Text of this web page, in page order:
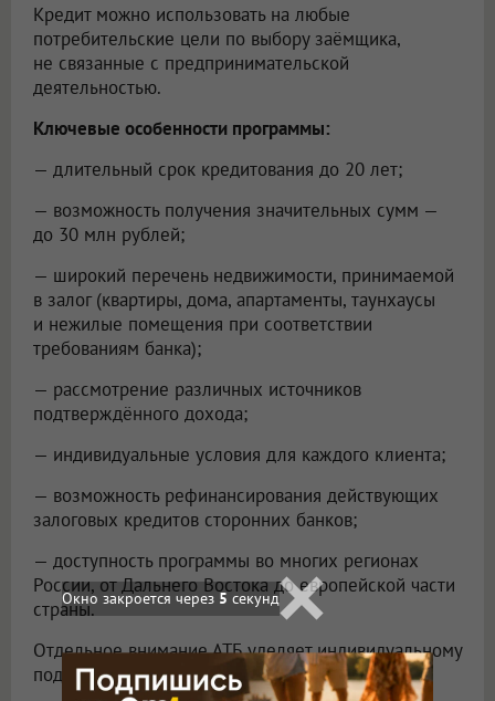
Кредит можно использовать на любые
потребительские цели по выбору заёмщика,
не связанные с предпринимательской
деятельностью.
Ключевые особенности программы:
— длительный срок кредитования до 20 лет;
— возможность получения значительных сумм —
до 30 млн рублей;
— широкий перечень недвижимости, принимаемой
в залог (квартиры, дома, апартаменты, таунхаусы
и нежилые помещения при соответствии
требованиям банка);
— рассмотрение различных источников
подтверждённого дохода;
— индивидуальные условия для каждого клиента;
— возможность рефинансирования действующих
залоговых кредитов сторонних банков;
— доступность программы во многих регионах
России, от Дальнего Востока до европейской части
страны.
Отдельное внимание АТБ уделяет индивидуальному
подходу к клиентам.
Окно закроется через3секунд